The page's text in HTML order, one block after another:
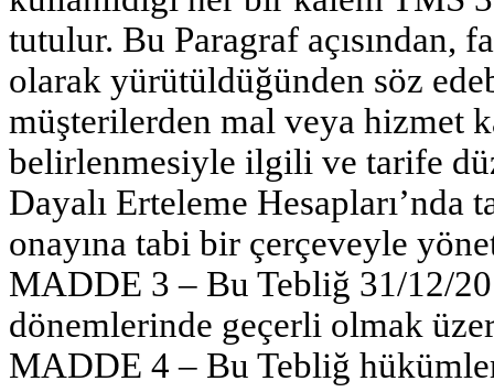
tutulur. Bu Paragraf açısından,
olarak yürütüldüğünden söz
müşterilerden mal veya hizmet
belirlenmesiyle ilgili ve tarife
Dayalı Erteleme Hesapları’nda
onayına tabi bir çerçeveyle
MADDE 3 – Bu Tebliğ 31/12/
dönemlerinde geçerli olmak
MADDE 4 – Bu Tebliğ